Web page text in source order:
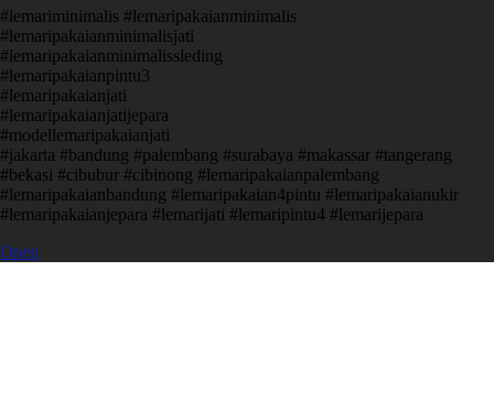
#lemariminimalis #lemaripakaianminimalis
#lemaripakaianminimalisjati
#lemaripakaianminimalissleding
#lemaripakaianpintu3
#lemaripakaianjati
#lemaripakaianjatijepara
#modellemaripakaianjati
#jakarta #bandung #palembang #surabaya #makassar #tangerang
#bekasi #cibubur #cibinong #lemaripakaianpalembang
#lemaripakaianbandung #lemaripakaian4pintu #lemaripakaianukir
#lemaripakaianjepara #lemarijati #lemaripintu4 #lemarijepara
Open